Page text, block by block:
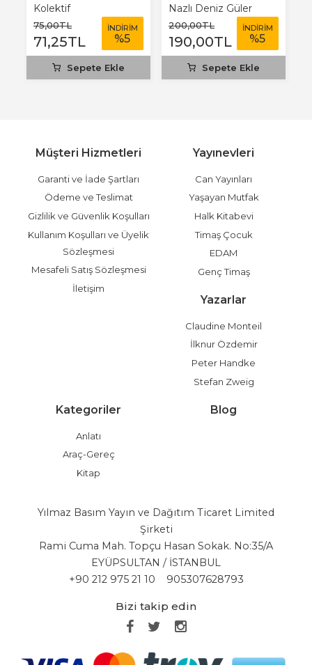
Kolektif
75,00TL
71,25TL
İNDİRİM
%5
Sepete Ekle
Nazlı Deniz Güler
200,00TL
190,00TL
İNDİRİM
%5
Sepete Ekle
Müşteri Hizmetleri
Garanti ve İade Şartları
Ödeme ve Teslimat
Gizlilik ve Güvenlik Koşulları
Kullanım Koşulları ve Üyelik
Sözleşmesi
Mesafeli Satış Sözleşmesi
İletişim
Yayınevleri
Can Yayınları
Yaşayan Mutfak
Halk Kitabevi
Timaş Çocuk
EDAM
Genç Timaş
Yazarlar
Claudine Monteil
İlknur Özdemir
Peter Handke
Stefan Zweig
Kategoriler
Anlatı
Araç-Gereç
Kitap
Blog
Yılmaz Basım Yayın ve Dağıtım Ticaret Limited
Şirketi
Rami Cuma Mah. Topçu Hasan Sokak. No:35/A
EYÜPSULTAN / İSTANBUL
+90 212 975 21 10
905307628793
Bizi takip edin